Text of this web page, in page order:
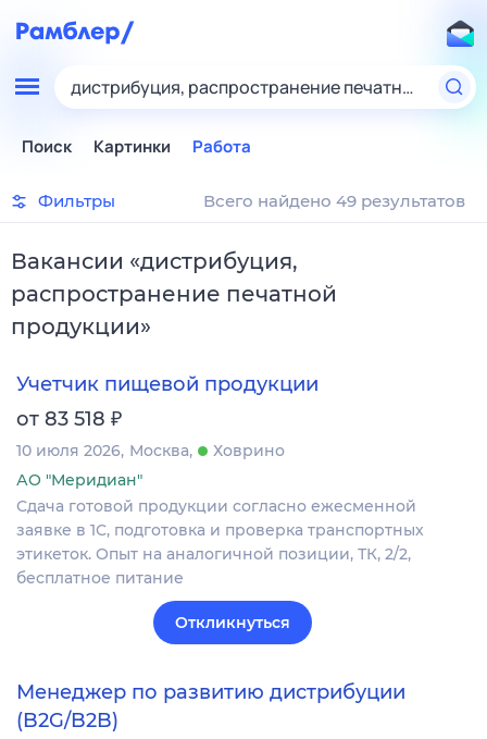
дистрибуция, распространение печатной
Поиск Картинки Работа
Фильтры Всего найдено 49 результатов
Вакансии «дистрибуция,
распространение печатной
продукции»
Учетчик пищевой продукции
от 83 518 ₽
10 июля 2026 Москва
Ховрино
АО "Меридиан"
Сдача готовой продукции согласно ежесменной
заявке в 1С, подготовка и проверка транспортных
этикеток. Опыт на аналогичной позиции, ТК, 2/2,
бесплатное питание
Откликнуться
Менеджер по развитию дистрибуции
(B2G/B2B)